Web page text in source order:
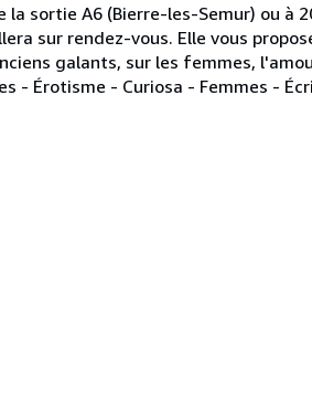
sortie A6 (Bierre-les-Semur) ou à
sur rendez-vous. Elle vous
galants, sur les femmes,
- Érotisme - Curiosa - Femmes -